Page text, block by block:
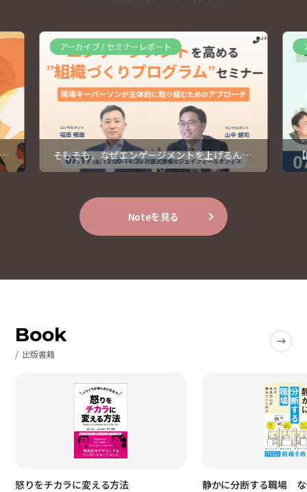
Noteを見る
アーカイブ / セミナーレポート
そもそも、なぜエンゲージメントを上げるんだ
っけ？【開催レポート】
1
Book
出版書籍
怒りをチカラに変える方法
静かに分断する職場